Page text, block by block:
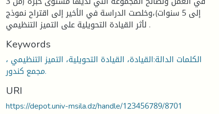
إلى 5 سنوات)،وخلصت الدراسة في الأخير إلى اقتراح نموذج
لأثر القيادة التحويلية على التميز التنظيمي .
Keywords
الكلمات الدالة:القيادة، القيادة التحويلية، التميز التنظيمي ،
مجمع كندور.
URI
https://depot.univ-msila.dz/handle/123456789/8701